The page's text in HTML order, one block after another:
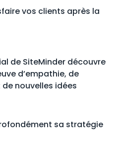
vos clients après la
de SiteMinder découvre
d’empathie, de
nouvelles idées
sa stratégie